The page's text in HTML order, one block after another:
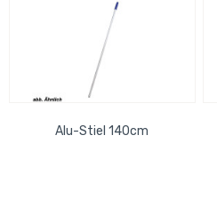
Alu-Stiel 140cm